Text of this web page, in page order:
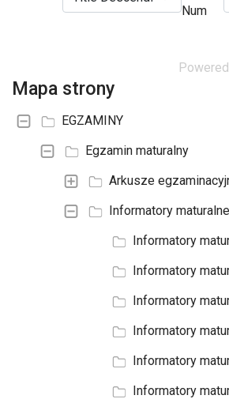
Num
Mapa strony
EGZAMINY
Egzamin maturalny
Arkusze
Informatory maturalne
Informatory
Informatory
Informatory
Informatory
Informatory
Informatory